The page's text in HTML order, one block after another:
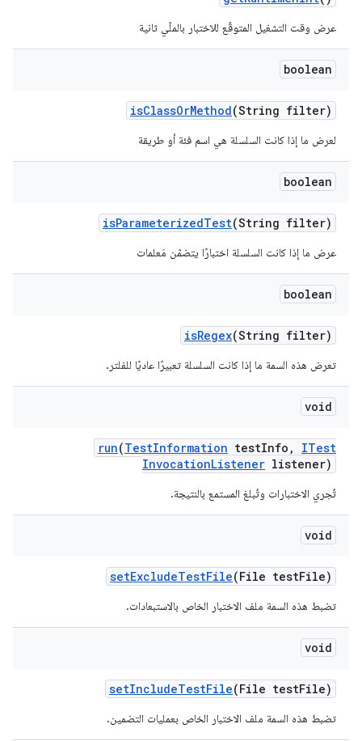
عرض وقت التشغيل المتوقّع للاختبار بالملّي ثانية
boolean
isClassOrMethod(String filter)
لعرض ما إذا كانت السلسلة هي اسم فئة أو طريقة
boolean
isParameterizedTest(String filter)
عرض ما إذا كانت السلسلة اختبارًا يتضمّن مَعلمات
boolean
isRegex(String filter)
تعرض هذه السمة ما إذا كانت السلسلة تعبيرًا عاديًا للفلتر.
void
run(TestInformation testInfo ,
ITest
InvocationListener listener)
تُجري الاختبارات وتُبلغ المستمع بالنتيجة.
void
setExcludeTestFile(File testFile)
تضبط هذه السمة ملف الاختبار الخاص بالاستبعادات.
void
setIncludeTestFile(File testFile)
تضبط هذه السمة ملف الاختبار الخاص بعمليات التضمين.